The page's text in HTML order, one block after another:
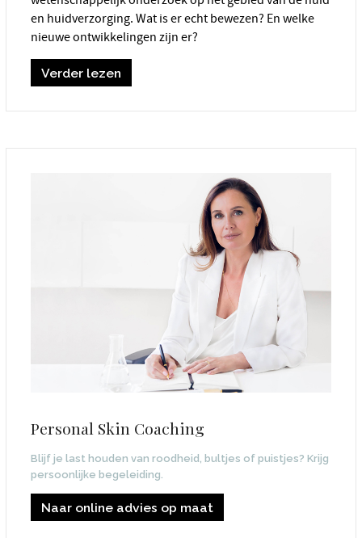
en huidverzorging. Wat is er echt bewezen? En welke
nieuwe ontwikkelingen zijn er?
Verder lezen
Personal Skin Coaching
Blijf je last houden van roodheid, bultjes of puistjes? Krijg
persoonlijke begeleiding.
Naar online advies op maat